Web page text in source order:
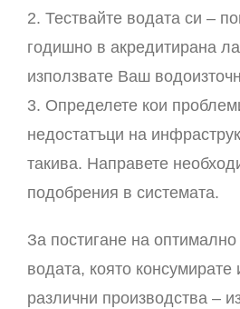
2. Тествайте водата си –
годишно в акредитирана
използвате Ваш
3. Определете кои
недостатъци на
такива. Направете
подобрения в системата.
За постигане на оптимално
водата, която консумирате
различни производства –